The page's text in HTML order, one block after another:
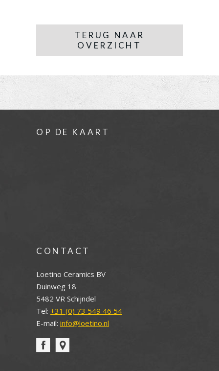
TERUG NAAR
OVERZICHT
OP DE KAART
CONTACT
Loetino Ceramics BV
Duinweg 18
5482 VR Schijndel
Tel: +31 (0) 73 549 46 54
E-mail: info@loetino.nl